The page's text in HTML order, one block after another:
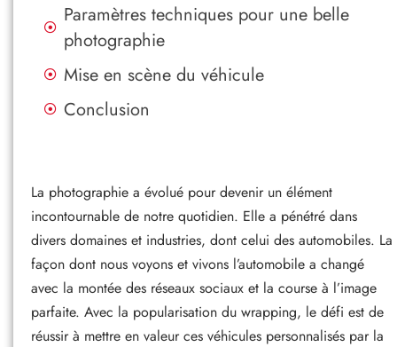
Paramètres techniques pour une belle
photographie
Mise en scène du véhicule
Conclusion
La photographie a évolué pour devenir un élément
incontournable de notre quotidien. Elle a pénétré dans
divers domaines et industries, dont celui des automobiles. La
façon dont nous voyons et vivons l’automobile a changé
avec la montée des réseaux sociaux et la course à l’image
parfaite. Avec la popularisation du wrapping, le défi est de
réussir à mettre en valeur ces véhicules personnalisés par la